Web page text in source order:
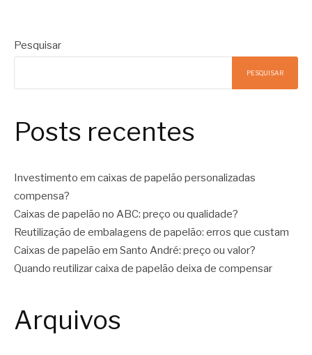
Pesquisar
PESQUISAR
Posts recentes
Investimento em caixas de papelão personalizadas
compensa?
Caixas de papelão no ABC: preço ou qualidade?
Reutilização de embalagens de papelão: erros que custam
Caixas de papelão em Santo André: preço ou valor?
Quando reutilizar caixa de papelão deixa de compensar
Arquivos